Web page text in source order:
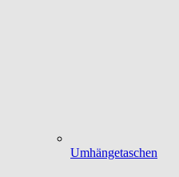
Umhängetaschen